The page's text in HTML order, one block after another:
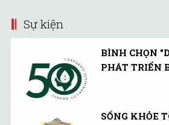
Sự kiện
BÌNH CHỌN
PHÁT TRIỂN
SỐNG KHỎE